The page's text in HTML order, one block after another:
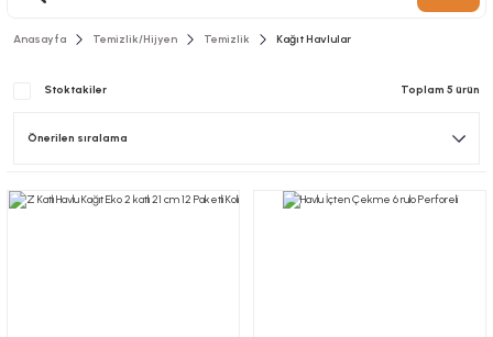
Anasayfa Temizlik/Hijyen Temizlik Kağıt Havlular
Stoktakiler Toplam 5 ürün